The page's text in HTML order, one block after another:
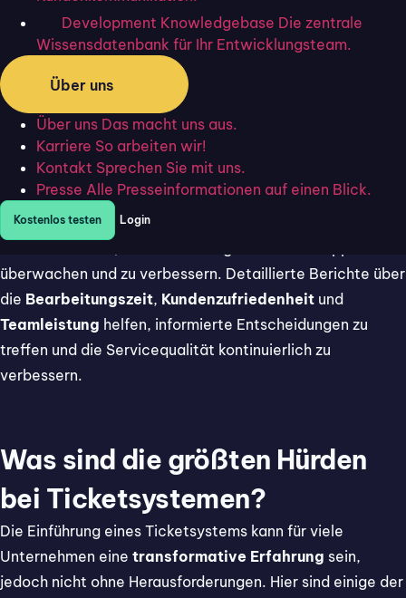
Development Knowledgebase Die zentrale
Wissensdatenbank für Ihr Entwicklungsteam.
Über uns
Über uns Das macht uns aus.
Karriere So arbeiten wir!
Kontakt Sprechen Sie mit uns.
Presse Alle Presseinformationen auf einen Blick.
Kostenlos testen Login
Durch die Corona-Pandemie wurden Remote-
Arbeitsplätze beliebt wie nie – viele Firmen haben diese
Strukturen beibehalten.
Berichterstattung und Analytik
Fortgeschrittene Berichtsfunktionen und Analyse-Tools
überwachen und zu verbessern. Detaillierte Berichte über
die Bearbeitungszeit, Kundenzufriedenheit und
Teamleistung helfen, informierte Entscheidungen zu
treffen und die Servicequalität kontinuierlich zu
verbessern.
Was sind die größten Hürden
bei Ticketsystemen?
Die Einführung eines Ticketsystems kann für viele
Unternehmen eine transformative Erfahrung sein,
jedoch nicht ohne Herausforderungen. Hier sind einige der